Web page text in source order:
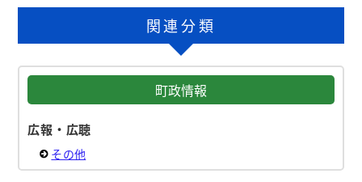
関連分類
町政情報
広報・広聴
その他